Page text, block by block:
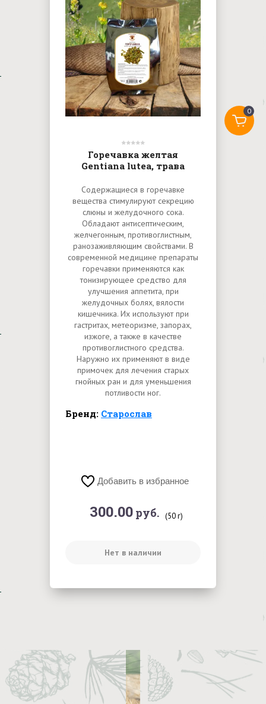
Горечавка желтая
Gentiana lutea, трава
Содержащиеся в горечавке
вещества стимулируют секрецию
слюны и желудочного сока.
Обладают антисептическим,
желчегонным, противоглистным,
ранозаживляющим свойствами. В
современной медицине препараты
горечавки применяются как
тонизирующее средство для
улучшения аппетита, при
желудочных болях, вялости
кишечника. Их используют при
гастритах, метеоризме, запорах,
изжоге, а также в качестве
противоглистного средства.
Наружно их применяют в виде
примочек для лечения старых
гнойных ран и для уменьшения
потливости ног.
Бренд: Старослав
Добавить в избранное
300.00руб. (50 г)
Нет в наличии
0